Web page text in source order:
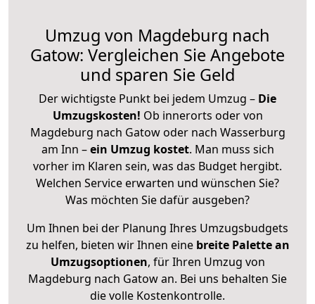
Umzug von Magdeburg nach
Gatow: Vergleichen Sie Angebote
und sparen Sie Geld
Der wichtigste Punkt bei jedem Umzug – Die
Umzugskosten! Ob innerorts oder von
Magdeburg nach Gatow oder nach Wasserburg
am Inn –ein Umzug kostet. Man muss sich
vorher im Klaren sein, was das Budget hergibt.
Welchen Service erwarten und wünschen Sie?
Was möchten Sie dafür ausgeben?
Um Ihnen bei der Planung Ihres Umzugsbudgets
zu helfen, bieten wir Ihnen eine breite Palette an
Umzugsoptionen, für Ihren Umzug von
Magdeburg nach Gatow an. Bei uns behalten Sie
die volle Kostenkontrolle.